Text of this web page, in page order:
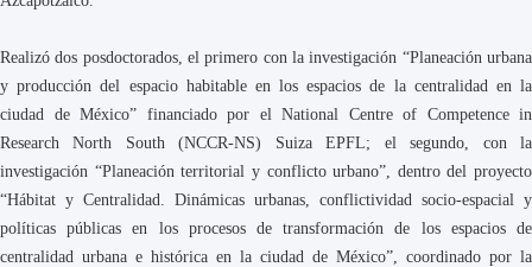
Realizó dos posdoctorados, el primero con la investigación “Planeación urbana
y producción del espacio habitable en los espacios de la centralidad en la
ciudad de México” financiado por el National Centre of Competence in
Research North South (NCCR-NS) Suiza EPFL; el segundo, con la
investigación “Planeación territorial y conflicto urbano”, dentro del proyecto
“Hábitat y Centralidad. Dinámicas urbanas, conflictividad socio-espacial y
políticas públicas en los procesos de transformación de los espacios de
centralidad urbana e histórica en la ciudad de México”, coordinado por la